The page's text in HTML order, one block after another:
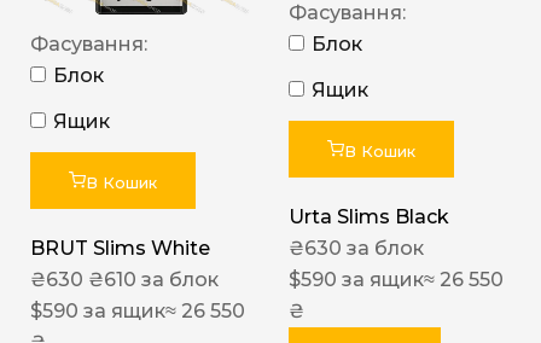
Фасування:
Блок
Ящик
В Кошик
BRUT Slims White
₴630 ₴610 за блок
$590 за ящик≈ 26 550
Фасування:
Блок
Ящик
В Кошик
Urta Slims Black
₴630 за блок
$590 за ящик≈ 26 550
₴